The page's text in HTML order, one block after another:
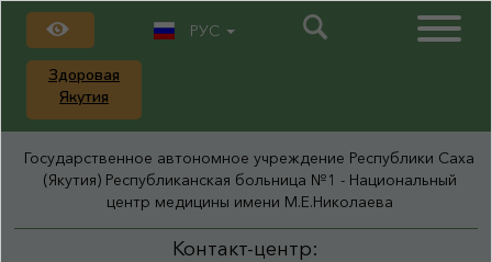
Здоровая
Якутия
РУС
Государственное автономное учреждение Республики Саха
(Якутия) Республиканская больница №1 - Национальный
центр медицины имени М.Е.Николаева
Контакт-центр: